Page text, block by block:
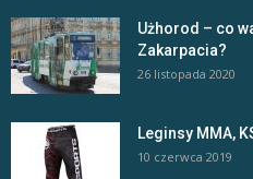
Użhorod – co
Zakarpacia?
26 listopada 2020
Leginsy MMA,
10 czerwca 2019